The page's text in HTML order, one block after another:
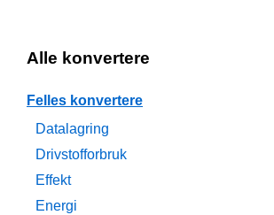
Alle konvertere
Felles konvertere
Datalagring
Drivstofforbruk
Effekt
Energi